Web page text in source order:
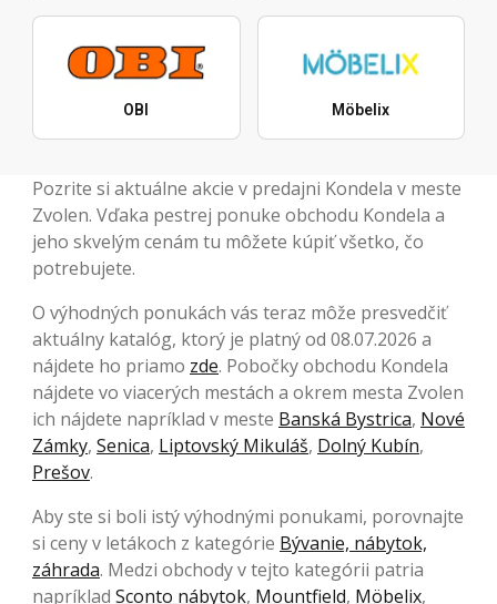
OBI Möbelix
Pozrite si aktuálne akcie v predajni Kondela v meste
Zvolen. Vďaka pestrej ponuke obchodu Kondela a
jeho skvelým cenám tu môžete kúpiť všetko, čo
potrebujete.
O výhodných ponukách vás teraz môže presvedčiť
aktuálny katalóg, ktorý je platný od 08.07.2026 a
nájdete ho priamo zde. Pobočky obchodu Kondela
nájdete vo viacerých mestách a okrem mesta Zvolen
ich nájdete napríklad v meste Banská Bystrica, Nové
Zámky, Senica, Liptovský Mikuláš, Dolný Kubín,
Prešov.
Aby ste si boli istý výhodnými ponukami, porovnajte
si ceny v letákoch z kategórie Bývanie, nábytok,
záhrada. Medzi obchody v tejto kategórii patria
napríklad Sconto nábytok, Mountfield, Möbelix,